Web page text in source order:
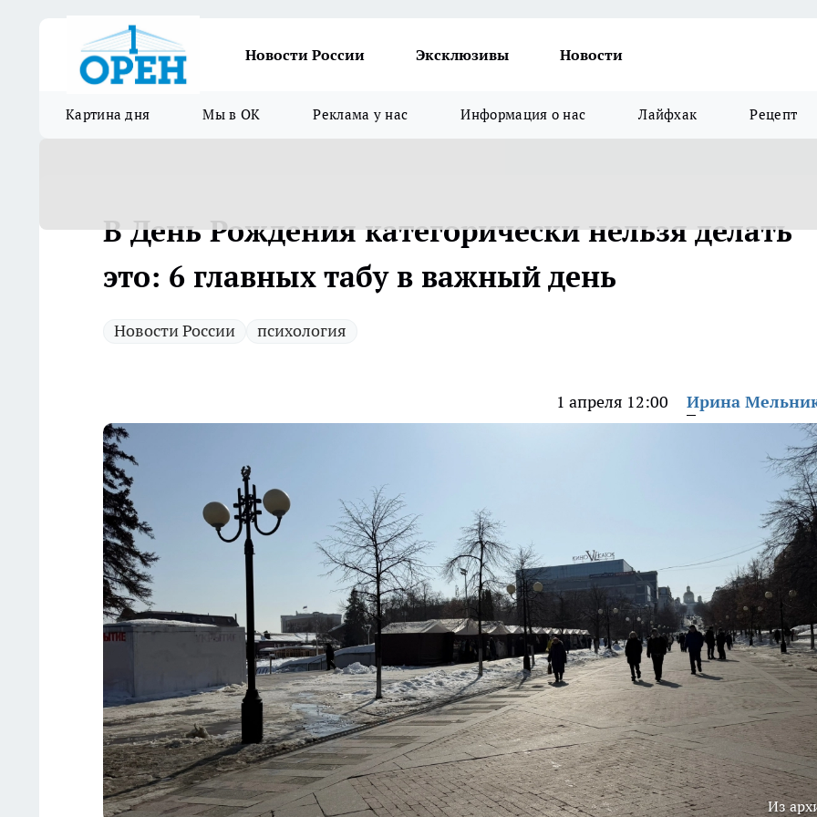
Новости России Эксклюзивы Новости
Картина дня Мы в ОК Реклама у нас Информация о нас Лайфхак Рецепт
В День Рождения категорически нельзя делать
это: 6 главных табу в важный день
Новости России психология
1 апреля 12:00 Ирина
Из